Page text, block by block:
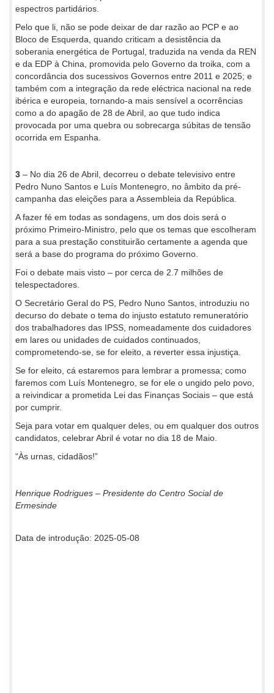
espectros partidários.
Pelo que li, não se pode deixar de dar razão ao PCP e ao
Bloco de Esquerda, quando criticam a desistência da
soberania energética de Portugal, traduzida na venda da REN
e da EDP à China, promovida pelo Governo da troika, com a
concordância dos sucessivos Governos entre 2011 e 2025; e
também com a integração da rede eléctrica nacional na rede
ibérica e europeia, tornando-a mais sensível a ocorrências
como a do apagão de 28 de Abril, ao que tudo indica
provocada por uma quebra ou sobrecarga súbitas de tensão
ocorrida em Espanha.
3 – No dia 26 de Abril, decorreu o debate televisivo entre
Pedro Nuno Santos e Luís Montenegro, no âmbito da pré-
campanha das eleições para a Assembleia da República.
A fazer fé em todas as sondagens, um dos dois será o
próximo Primeiro-Ministro, pelo que os temas que escolheram
para a sua prestação constituirão certamente a agenda que
será a base do programa do próximo Governo.
Foi o debate mais visto – por cerca de 2.7 milhões de
telespectadores.
O Secretário Geral do PS, Pedro Nuno Santos, introduziu no
decurso do debate o tema do injusto estatuto remuneratório
dos trabalhadores das IPSS, nomeadamente dos cuidadores
em lares ou unidades de cuidados continuados,
comprometendo-se, se for eleito, a reverter essa injustiça.
Se for eleito, cá estaremos para lembrar a promessa; como
faremos com Luís Montenegro, se for ele o ungido pelo povo,
a reivindicar a prometida Lei das Finanças Sociais – que está
por cumprir.
Seja para votar em qualquer deles, ou em qualquer dos outros
candidatos, celebrar Abril é votar no dia 18 de Maio.
“Às urnas, cidadãos!”
Henrique Rodrigues – Presidente do Centro Social de
Ermesinde
Data de introdução: 2025-05-08